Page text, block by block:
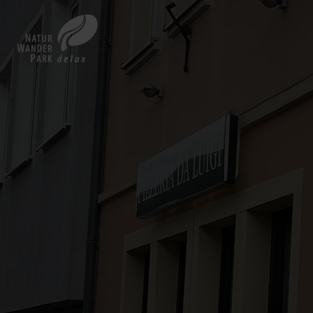
Startseite